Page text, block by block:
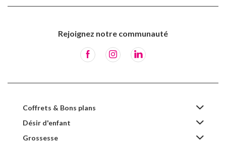
Rejoignez notre communauté
Coffrets & Bons plans
Désir d'enfant
Grossesse